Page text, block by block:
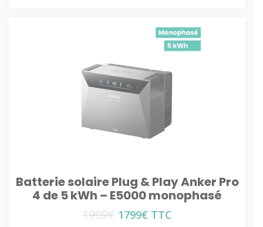
Batterie solaire Plug & Play Anker Pro
4 de 5 kWh – E5000 monophasé
1999€ Le
1799€ Le
TTC